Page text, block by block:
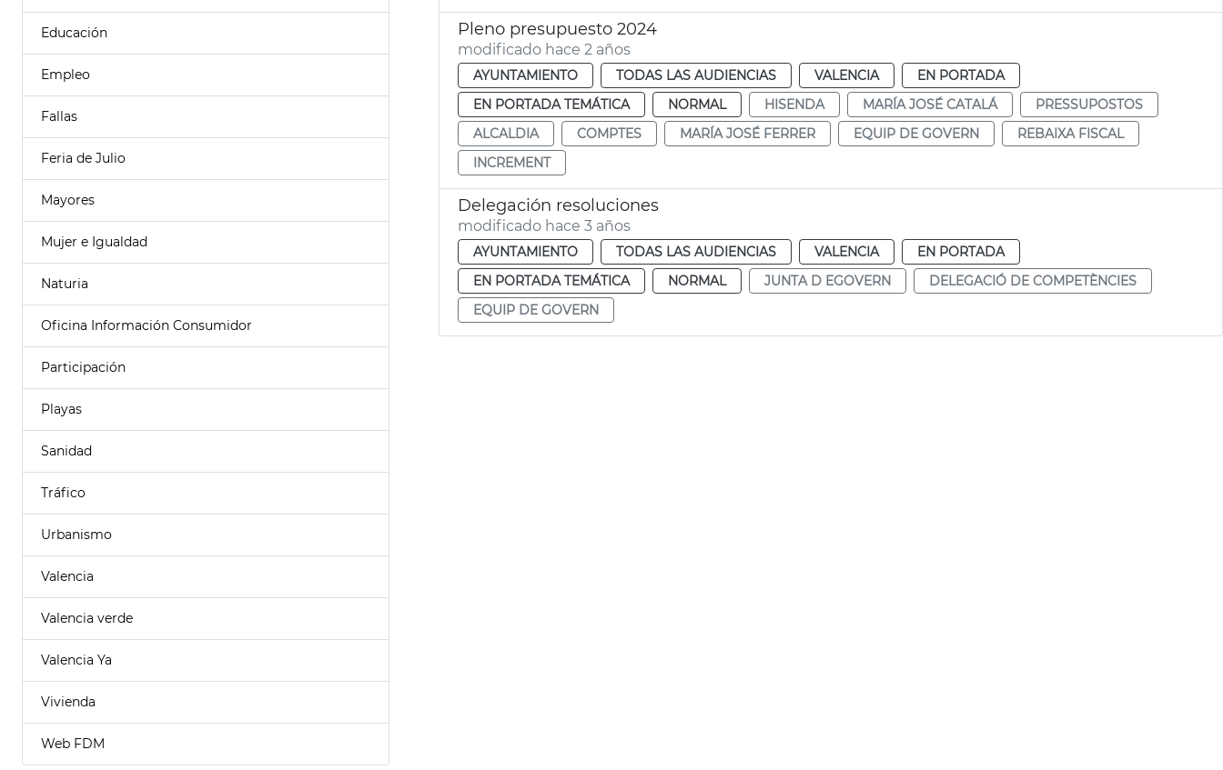
Educación
Empleo
Fallas
Feria de Julio
Mayores
Mujer e Igualdad
Naturia
Oficina Información Consumidor
Participación
Playas
Sanidad
Tráfico
Urbanismo
Valencia
Valencia verde
Valencia Ya
Vivienda
Web FDM
Pleno presupuesto 2024
modificado hace 2 años
AYUNTAMIENTO TODAS LAS AUDIENCIAS VALENCIA
EN PORTADA
EN PORTADA TEMÁTICA
NORMAL HISENDA MARÍA JOSÉ CATALÁ
PRESSUPOSTOS
ALCALDIA
COMPTES MARÍA JOSÉ FERRER EQUIP DE GOVERN
REBAIXA FISCAL
INCREMENT
Delegación resoluciones
modificado hace 3 años
AYUNTAMIENTO TODAS LAS AUDIENCIAS VALENCIA
EN PORTADA
EN PORTADA TEMÁTICA
NORMAL JUNTA D EGOVERN
DELEGACIÓ DE COMPETÈNCIES
EQUIP DE GOVERN